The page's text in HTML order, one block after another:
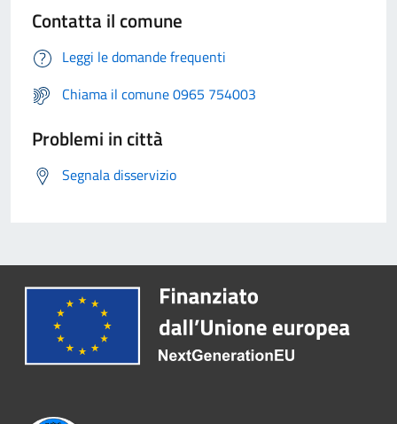
Contatta il comune
Leggi le domande frequenti
Chiama il comune 0965 754003
Problemi in città
Segnala disservizio